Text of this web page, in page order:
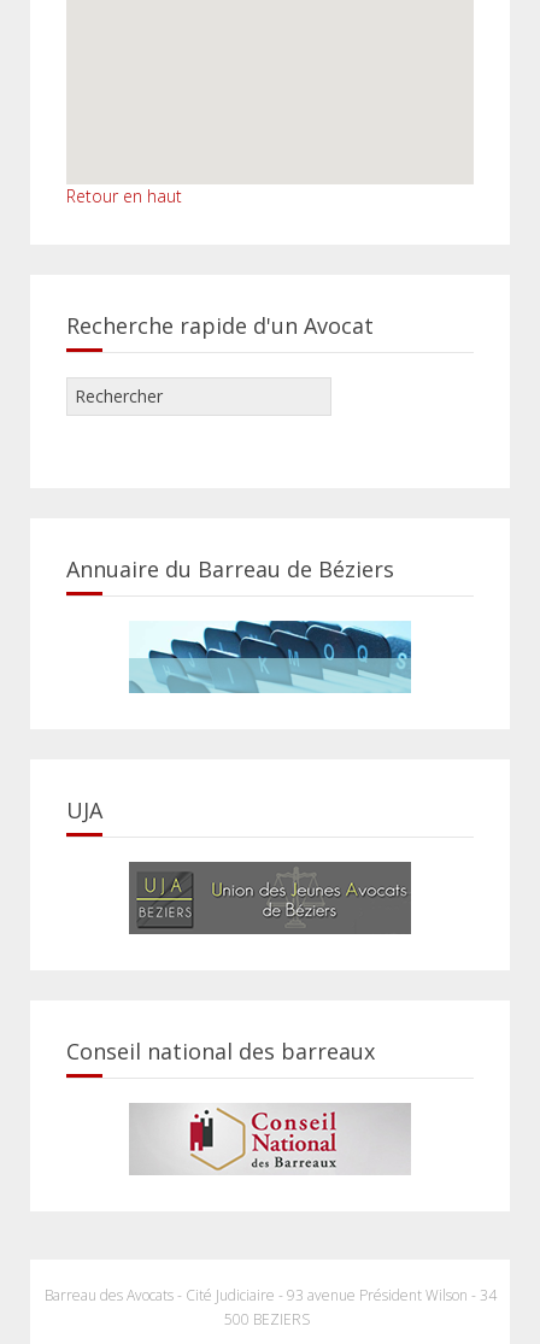
Retour en haut
Recherche rapide d'un Avocat
Annuaire du Barreau de Béziers
UJA
Conseil national des barreaux
Barreau des Avocats - Cité Judiciaire - 93 avenue Président Wilson - 34
500 BEZIERS